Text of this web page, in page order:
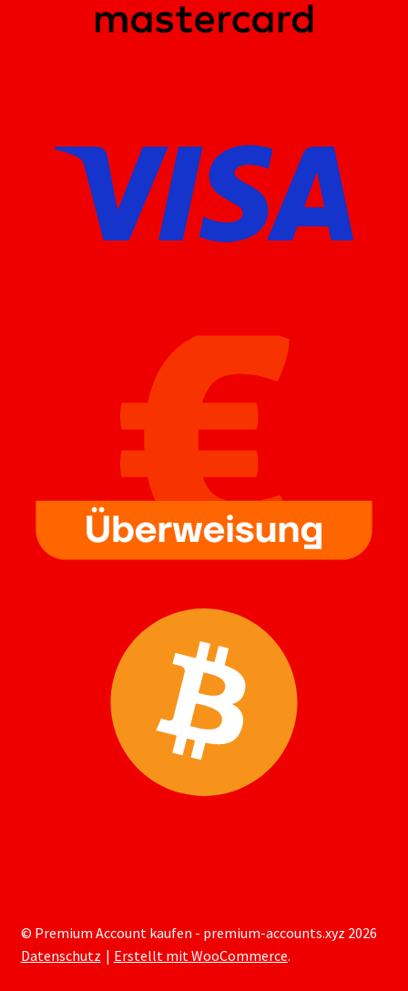
© Premium Account kaufen - premium-accounts.xyz 2026
Datenschutz
Erstellt mit WooCommerce.